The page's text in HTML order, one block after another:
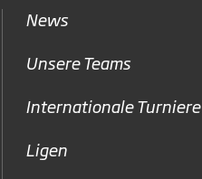
News
Unsere Teams
Internationale Turniere
Ligen